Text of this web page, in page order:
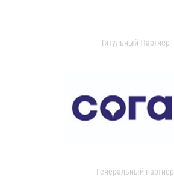
Титульный Партнер
Генеральный партнер